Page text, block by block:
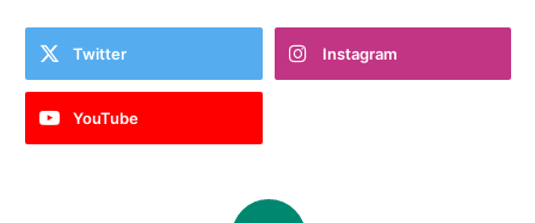
Twitter Instagram
YouTube